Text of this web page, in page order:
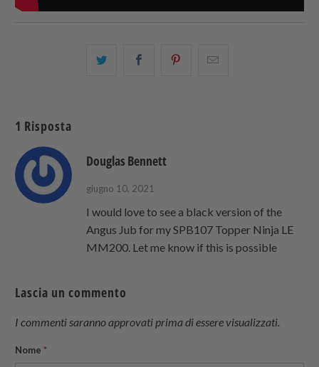
Condividi Share
Condividi
1 Risposta
Douglas Bennett
giugno 10, 2021
I would love to see a black version of the
Angus Jub for my SPB107 Topper Ninja LE
MM200. Let me know if this is possible
Lascia un commento
I commenti saranno approvati prima di essere visualizzati.
Nome *